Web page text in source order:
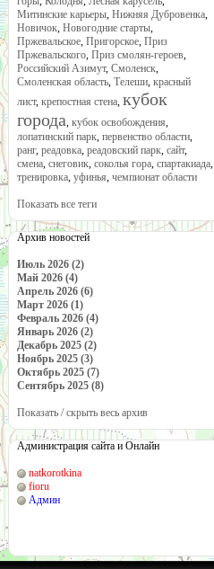
Митинские карьеры, Нижняя Дубровенка,
Новичок, Новогодние старты,
Пржевальское, Пригорское, Приз
Пржевальского, Приз смолян-героев,
Российский Азимут, Смоленск,
Смоленская область, Телеши, красный
лист, крепостная стена, кубок
города, кубок освобождения,
лопатинский парк, первенство области,
ранг, реадовка, реадовский парк, сайт,
смена, снеговик, соколья гора, спартакиада,
тренировка, уфинья, чемпионат области
Показать все теги
Архив новостей
Июль 2026 (2)
Май 2026 (4)
Апрель 2026 (6)
Март 2026 (1)
Февраль 2026 (4)
Январь 2026 (2)
Декабрь 2025 (2)
Ноябрь 2025 (3)
Октябрь 2025 (7)
Сентябрь 2025 (8)
Показать / скрыть весь архив
Администрация сайта и Онлайн
natkorotkina
fioru
Админ